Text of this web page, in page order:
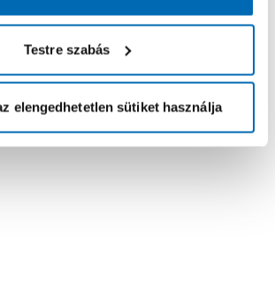
Testre szabás
elengedhetetlen sütiket használja